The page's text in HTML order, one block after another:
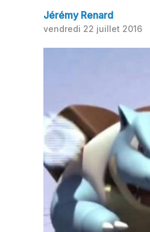
Jérémy Renard
vendredi 22 juillet 2016